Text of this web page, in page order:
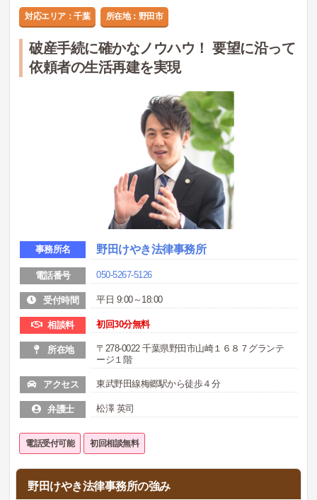
対応エリア：千葉 所在地：野田市
破産手続に確かなノウハウ！ 要望に沿って
依頼者の生活再建を実現
事務所名 野田けやき法律事務所
電話番号 050-5267-5126
受付時間 平日 9:00～18:00
相談料 初回30分無料
所在地
〒278-0022 千葉県野田市山崎１６８７グランテ
ージ１階
アクセス 東武野田線梅郷駅から徒歩４分
弁護士 松澤 英司
電話受付可能 初回相談無料
野田けやき法律事務所の強み